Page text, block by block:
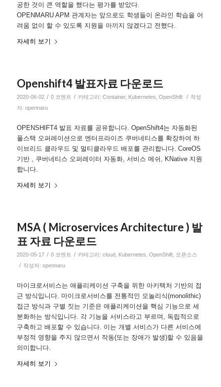
공한 것이 큰 역할을 했다는 평가를 받았다.
OPENMARU APM 관계자는 앞으로도 학생들이 온라인 학습을 어
려움 없이 할 수 있도록 지원을 아끼지 않겠다고 전했다.
자세히 보기
Openshift4 발표자료 다운로드
2020-06-02 / 0 코멘트 / 카테고리: Container, Kubernetes OpenShift / 작성
자: opennaru
OPENSHIFT4 발표 자료를 공유합니다. OpenShift4는 자동화된
풀스택 오퍼레이션으로 엔터프라이즈 쿠버네티스를 확장하여 하
이브리드 클라우드 및 멀티클라우드 배포를 관리합니다. CoreOS
기반 , 쿠버네티스 오퍼레이터 자동화, 서비스 메쉬, KNative 지원
합니다.
자세히 보기
MSA ( Microservices Architecture ) 발
표 자료 다운로드
2020-05-17 / 0 코멘트 / 카테고리: cloud Kubernetes OpenShift, 오픈소스
/ 작성자: opennaru
마이크로서비스는 애플리케이션 구축을 위한 아키텍처 기반의 접
근 방식입니다. 마이크로서비스를 전통적인 모놀리식(monolithic)
접근 방식과 구별 짓는 기준은 애플리케이션을 핵심 기능으로 세
분화하는 방식입니다. 각 기능을 서비스라고 부르며, 독립적으로
구축하고 배포할 수 있습니다. 이는 개별 서비스가 다른 서비스에
부정적 영향을 주지 않으면서 작동(또는 장애가 발생)할 수 있음을
의미합니다.
자세히 보기